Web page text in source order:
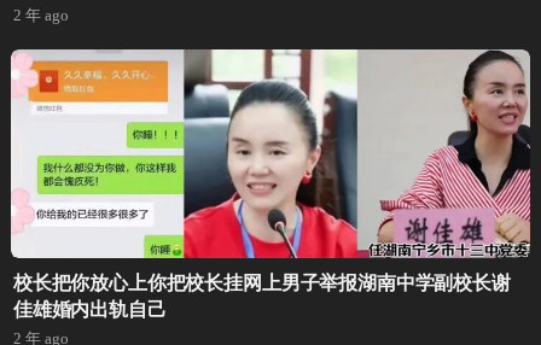
2 年 ago
校长把你放心上你把校长挂网上男子举报湖南中学副校长谢
佳雄婚内出轨自己
2 年 ago